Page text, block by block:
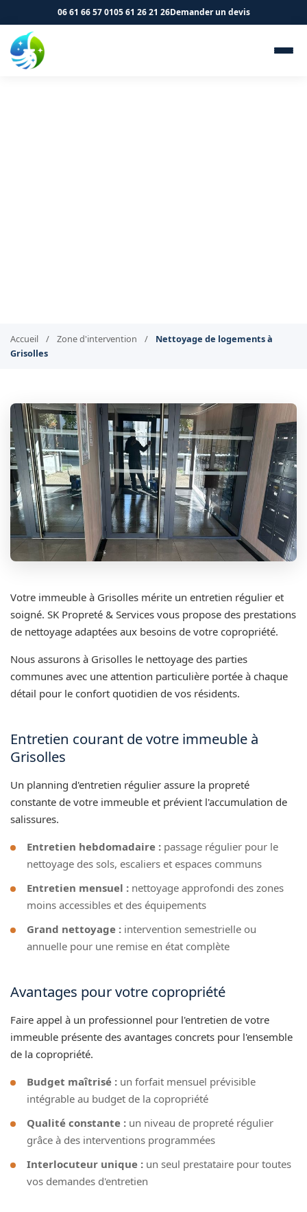
06 61 66 57 0105 61 26 21 26Demander un devis
Accueil / Zone d'intervention /
Nettoyage de logements à
Grisolles
Votre immeuble à Grisolles mérite un entretien régulier et
soigné. SK Propreté & Services vous propose des prestations
de nettoyage adaptées aux besoins de votre copropriété.
Nous assurons à Grisolles le nettoyage des parties
communes avec une attention particulière portée à chaque
détail pour le confort quotidien de vos résidents.
Entretien courant de votre immeuble à
Grisolles
Un planning d'entretien régulier assure la propreté
constante de votre immeuble et prévient l'accumulation de
salissures.
Entretien hebdomadaire : passage régulier pour le
nettoyage des sols, escaliers et espaces communs
Entretien mensuel : nettoyage approfondi des zones
moins accessibles et des équipements
Grand nettoyage : intervention semestrielle ou
annuelle pour une remise en état complète
Avantages pour votre copropriété
Faire appel à un professionnel pour l'entretien de votre
immeuble présente des avantages concrets pour l'ensemble
de la copropriété.
Budget maîtrisé : un forfait mensuel prévisible
intégrable au budget de la copropriété
Qualité constante : un niveau de propreté régulier
grâce à des interventions programmées
Interlocuteur unique : un seul prestataire pour toutes
vos demandes d'entretien